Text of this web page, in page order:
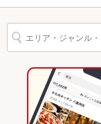
その他設備
障害者
その他
なし
食べ放題 なし
蚊爪駅 × カフェ・ス
蚊爪駅 × カフェ
石川
石川 × カフェ・スイ
石川 × カフェ
石川のグルメランキ
石川のカフェ・スイ
金沢市他・野々市・
金沢市他・野々市・